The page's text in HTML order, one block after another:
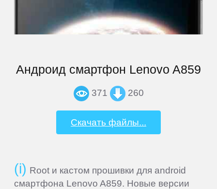
Андроид смартфон Lenovo A859
371 260
Скачать файлы...
Root и кастом прошивки для android
смартфона Lenovo A859. Новые версии
Newman
Oukitel